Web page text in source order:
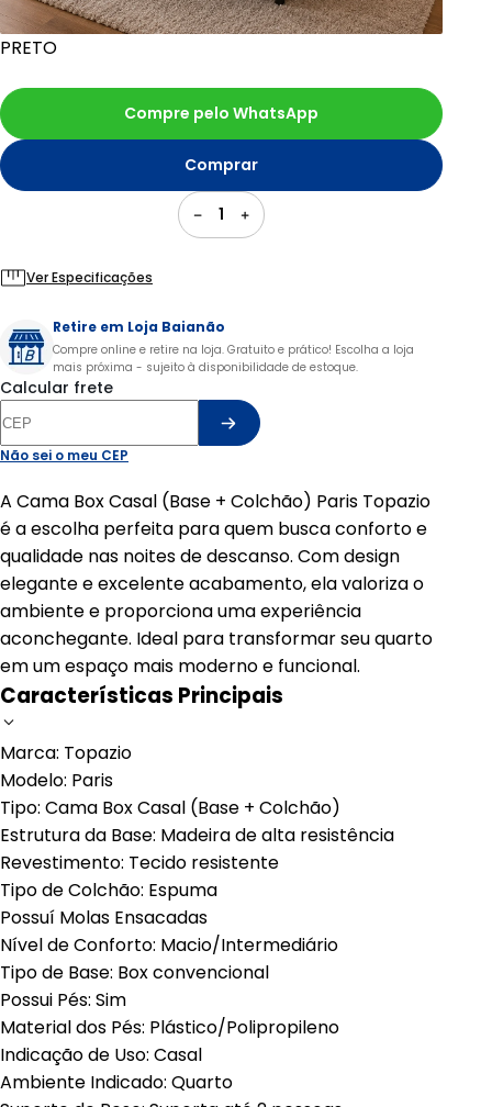
PRETO
1
Comprar
Compre pelo WhatsApp
Ver Especificações
Retire em Loja Baianão
Compre online e retire na loja. Gratuito e prático! Escolha a loja
mais próxima - sujeito à disponibilidade de estoque.
Calcular frete
Não sei o meu CEP
A Cama Box Casal (Base + Colchão) Paris Topazio
é a escolha perfeita para quem busca conforto e
qualidade nas noites de descanso. Com design
elegante e excelente acabamento, ela valoriza o
ambiente e proporciona uma experiência
aconchegante. Ideal para transformar seu quarto
em um espaço mais moderno e funcional.
Características Principais
Marca: Topazio
Modelo: Paris
Tipo: Cama Box Casal (Base + Colchão)
Estrutura da Base: Madeira de alta resistência
Revestimento: Tecido resistente
Tipo de Colchão: Espuma
Possuí Molas Ensacadas
Nível de Conforto: Macio/Intermediário
Tipo de Base: Box convencional
Possui Pés: Sim
Material dos Pés: Plástico/Polipropileno
Indicação de Uso: Casal
Ambiente Indicado: Quarto